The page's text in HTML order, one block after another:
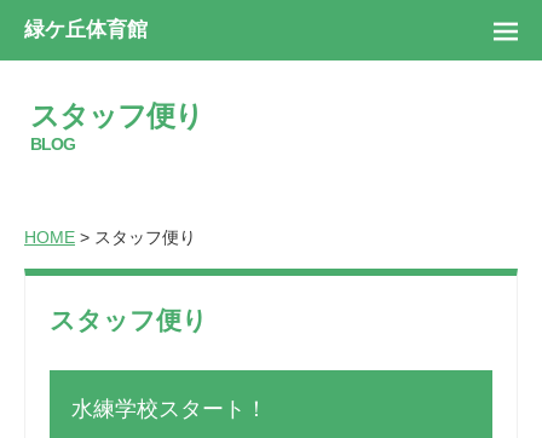
緑ケ丘体育館
スタッフ便り
BLOG
HOME > スタッフ便り
スタッフ便り
水練学校スタート！